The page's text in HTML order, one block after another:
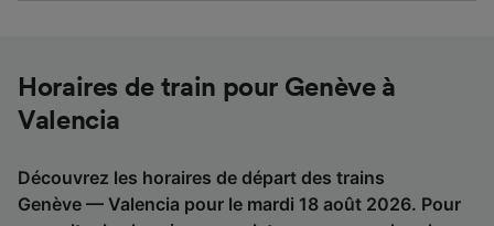
Horaires de train pour Genève à
Valencia
Découvrez les horaires de départ des trains
Genève — Valencia pour le mardi 18 août 2026. Pour